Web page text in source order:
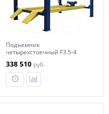
Подъемник
четырехстоечный F3.5-4
338 510 руб.